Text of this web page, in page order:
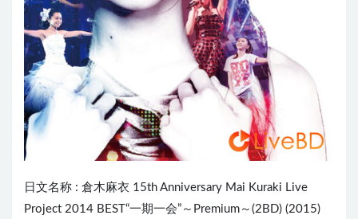
日文名称 : 倉木麻衣 15th Anniversary Mai Kuraki Live
Project 2014 BEST“一期一会”～Premium～(2BD) (2015)